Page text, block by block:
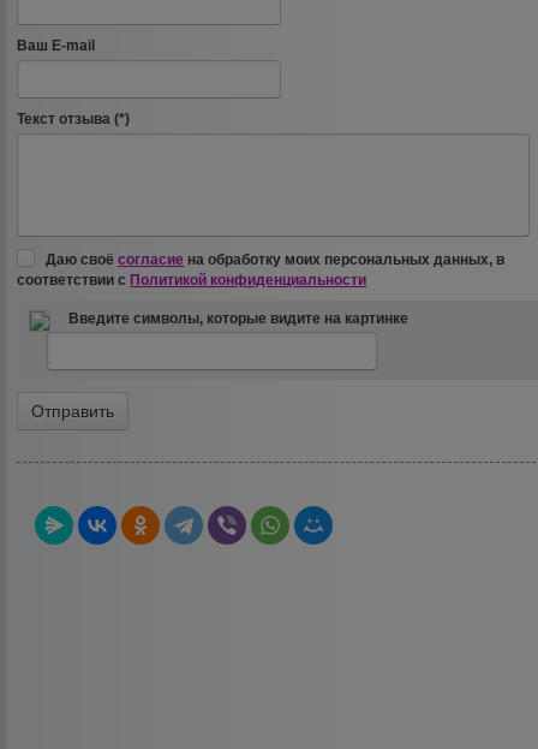
Ваш E-mail
Текст отзыва (*)
Даю своёсогласие на обработку моих персональных данных, в
соответствии с Политикой конфиденциальности
Введите символы, которые видите на картинке